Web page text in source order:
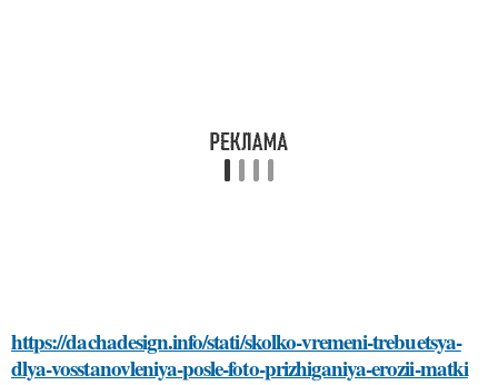
https://dachadesign.info/stati/skolko-vremeni-trebuetsya-
dlya-vosstanovleniya-posle-foto-prizhiganiya-erozii-matki